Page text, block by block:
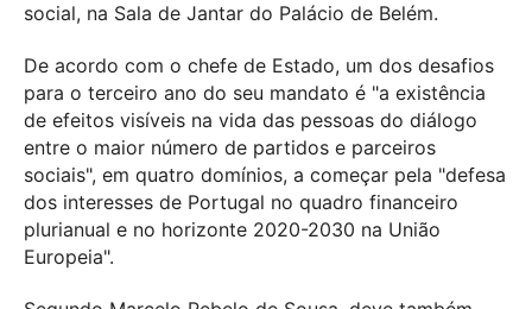
social, na Sala de Jantar do Palácio de Belém.
De acordo com o chefe de Estado, um dos desafios
para o terceiro ano do seu mandato é "a existência
de efeitos visíveis na vida das pessoas do diálogo
entre o maior número de partidos e parceiros
sociais", em quatro domínios, a começar pela "defesa
dos interesses de Portugal no quadro financeiro
plurianual e no horizonte 2020-2030 na União
Europeia".